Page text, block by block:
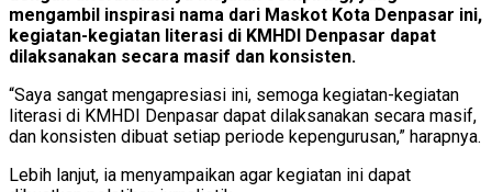
mengambil inspirasi nama dari Maskot Kota Denpasar ini,
kegiatan-kegiatan literasi di KMHDI Denpasar dapat
dilaksanakan secara masif dan konsisten.
“Saya sangat mengapresiasi ini, semoga kegiatan-kegiatan
literasi di KMHDI Denpasar dapat dilaksanakan secara masif,
dan konsisten dibuat setiap periode kepengurusan,” harapnya.
Lebih lanjut, ia menyampaikan agar kegiatan ini dapat